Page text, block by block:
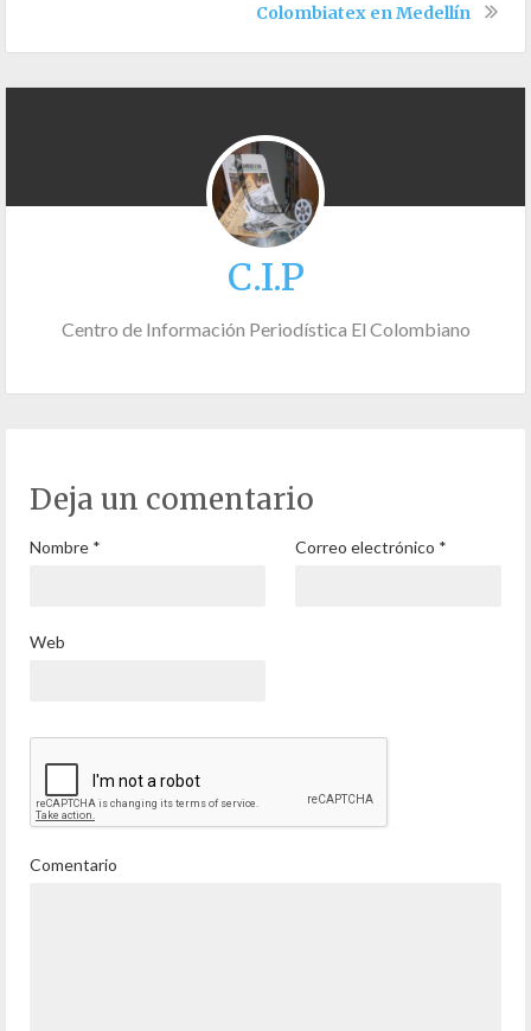
Colombiatex en Medellín
C.I.P
Centro de Información Periodística El Colombiano
Deja un comentario
Nombre * Correo electrónico *
Web
Comentario